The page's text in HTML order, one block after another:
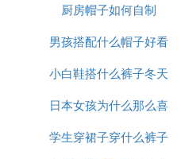
么裤子
厨房帽子如何自制
男孩搭配什么帽子好看
图片大全集
小白鞋搭什么裤子冬天
日本女孩为什么那么喜
欢穿裙子
学生穿裙子穿什么裤子